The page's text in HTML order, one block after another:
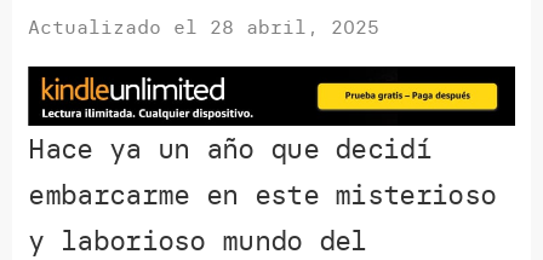
hablar
libros
ficción
Actualizado el 28 abril, 2025
Hace ya un año que decidí
embarcarme en este misterioso
y laborioso mundo del